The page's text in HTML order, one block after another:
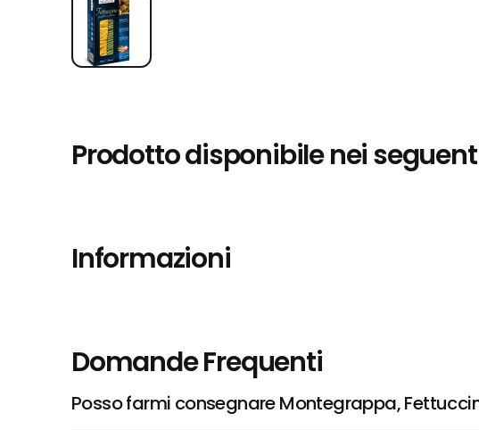
Prodotto disponibile nei
Informazioni
Domande Frequenti
Posso farmi consegnare Montegrappa,